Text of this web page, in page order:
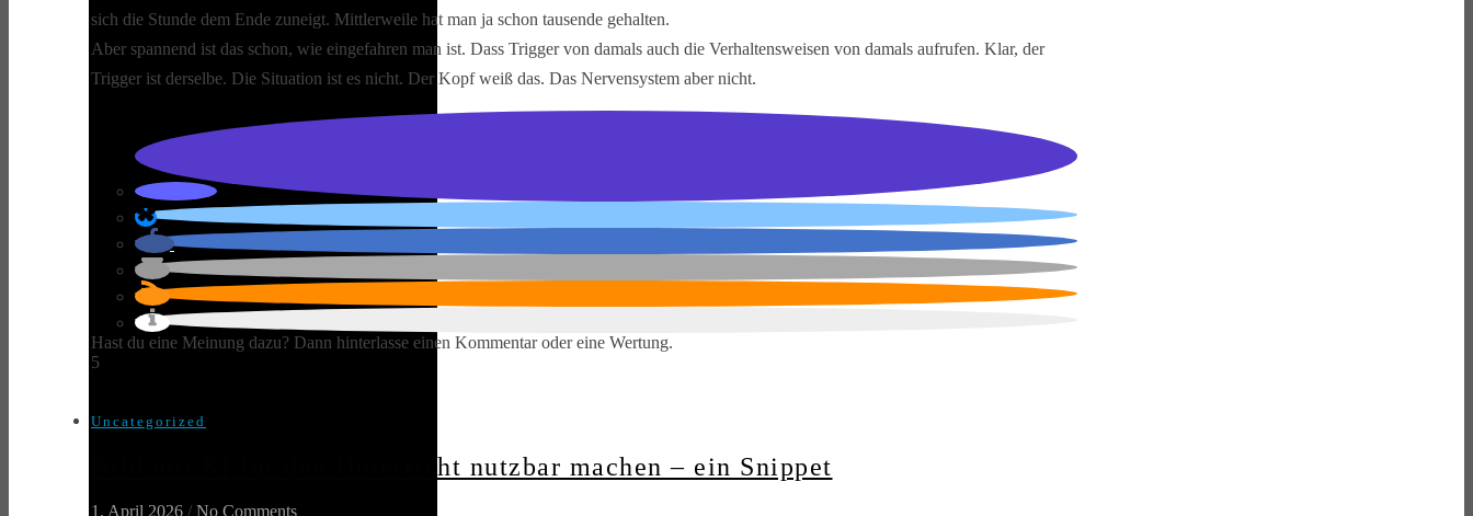
sich die Stunde dem Ende zuneigt. Mittlerweile hat man ja schon tausende gehalten.
Aber spannend ist das schon, wie eingefahren man ist. Dass Trigger von damals auch die Verhaltensweisen von damals aufrufen. Klar, der
Trigger ist derselbe. Die Situation ist es nicht. Der Kopf weiß das. Das Nervensystem aber nicht.
Hast du eine Meinung dazu? Dann hinterlasse einen Kommentar oder eine Wertung.
5
Uncategorized
Bild mit KI für den Unterricht nutzbar machen – ein Snippet
1. April 2026 / No Comments